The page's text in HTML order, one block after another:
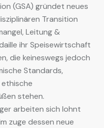
(GSA) gründet neues
Transition
Leitung &
ihr Speisewirtschaft
die keineswegs jedoch
Standards,
stehen.
arbeiten sich lohnt
zuge dessen neue